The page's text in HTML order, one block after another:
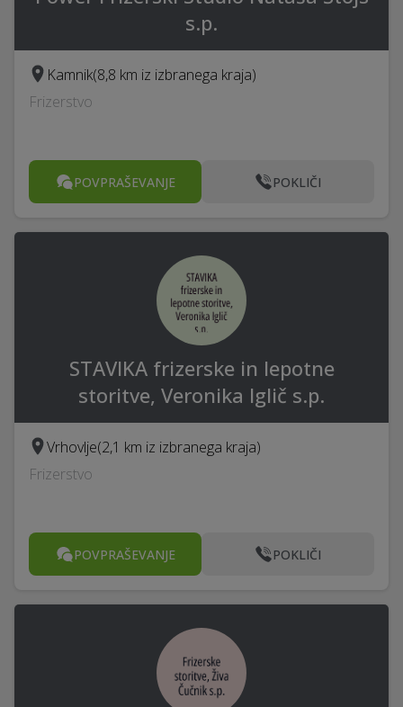
s.p.
Kamnik(8,8 km iz izbranega kraja)
Frizerstvo
POVPRAŠEVANJE POKLIČI
STAVIKA frizerske in lepotne
storitve, Veronika Iglič s.p.
Vrhovlje(2,1 km iz izbranega kraja)
Frizerstvo
POVPRAŠEVANJE POKLIČI